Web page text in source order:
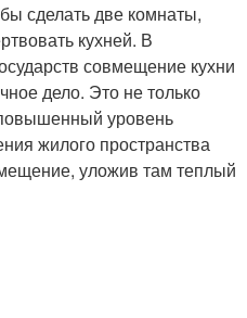
сделать две комнаты,
кухней. В
совмещение кухни
дело. Это не только
уровень
жилого пространства
уложив там теплый